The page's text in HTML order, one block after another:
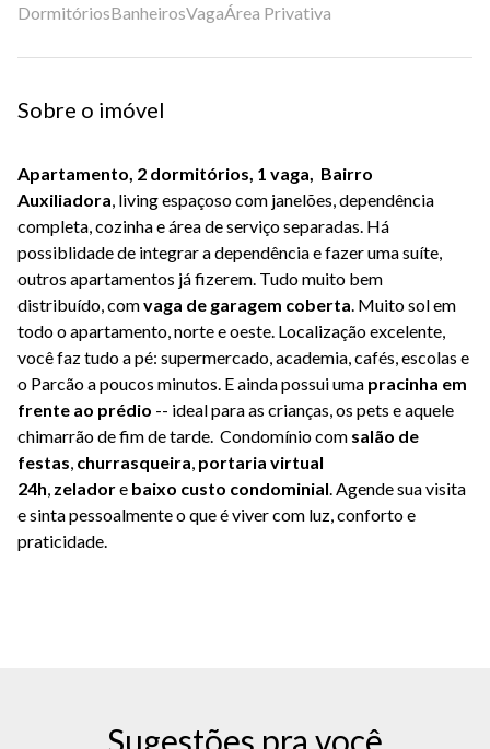
DormitóriosBanheirosVagaÁrea Privativa
Sobre o imóvel
Apartamento, 2 dormitórios, 1 vaga, Bairro
Auxiliadora, living espaçoso com janelões, dependência
completa,cozinha e área de serviço separadas. Há
possiblidade de integrar a dependência e fazer uma suíte,
outros apartamentos já fizerem. Tudo muito bem
distribuído, comvaga de garagem coberta. Muito sol em
todo o apartamento, norte e oeste. Localização excelente,
você faz tudo a pé: supermercado, academia, cafés, escolas e
o Parcão a poucos minutos. E ainda possui uma pracinha em
frente ao prédio -- ideal para as crianças, os pets e aquele
chimarrão de fim de tarde. Condomínio com salão de
festas, churrasqueira, portaria virtual
24h, zeladore baixo custo condominial.Agende sua visita
e sinta pessoalmente o que é viver com luz, conforto e
praticidade.
Sugestões pra você